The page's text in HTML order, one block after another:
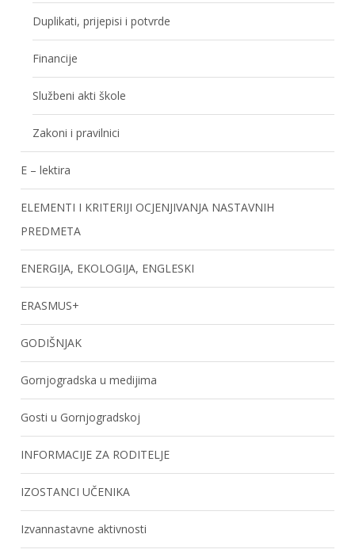
Duplikati, prijepisi i potvrde
Financije
Službeni akti škole
Zakoni i pravilnici
E – lektira
ELEMENTI I KRITERIJI OCJENJIVANJA NASTAVNIH
PREDMETA
ENERGIJA, EKOLOGIJA, ENGLESKI
ERASMUS+
GODIŠNJAK
Gornjogradska u medijima
Gosti u Gornjogradskoj
INFORMACIJE ZA RODITELJE
IZOSTANCI UČENIKA
Izvannastavne aktivnosti